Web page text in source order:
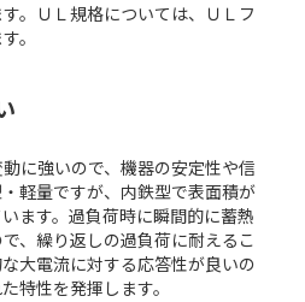
。ＵＬ規格については、ＵＬフ
。
に強いので、機器の安定性や信
軽量ですが、内鉄型で表面積が
ます。過負荷時に瞬間的に蓄熱
、繰り返しの過負荷に耐えるこ
大電流に対する応答性が良いの
特性を発揮します。